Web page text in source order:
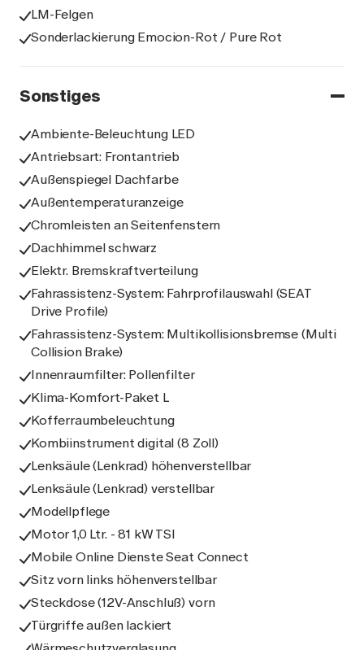
LM-Felgen
Sonderlackierung Emocion-Rot / Pure Rot
Sonstiges
Ambiente-Beleuchtung LED
Antriebsart: Frontantrieb
Außenspiegel Dachfarbe
Außentemperaturanzeige
Chromleisten an Seitenfenstern
Dachhimmel schwarz
Elektr. Bremskraftverteilung
Fahrassistenz-System: Fahrprofilauswahl (SEAT
Drive Profile)
Fahrassistenz-System: Multikollisionsbremse (Multi
Collision Brake)
Innenraumfilter: Pollenfilter
Klima-Komfort-Paket L
Kofferraumbeleuchtung
Kombiinstrument digital (8 Zoll)
Lenksäule (Lenkrad) höhenverstellbar
Lenksäule (Lenkrad) verstellbar
Modellpflege
Motor 1,0 Ltr. - 81 kW TSI
Mobile Online Dienste Seat Connect
Sitz vorn links höhenverstellbar
Steckdose (12V-Anschluß) vorn
Türgriffe außen lackiert